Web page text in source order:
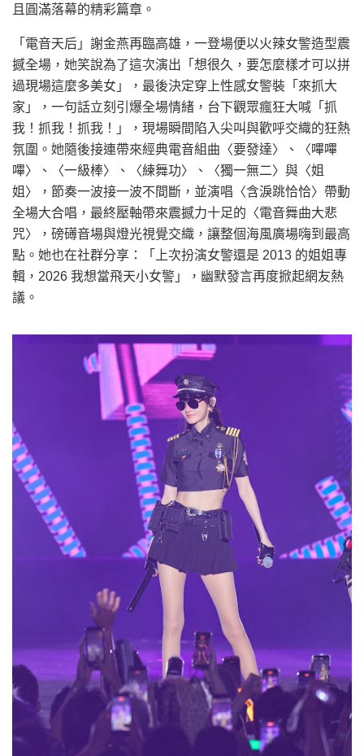
且圓滿落幕的精彩篇章。
「電音天后」謝金燕再臨高雄，一登場便以火辣女警造型震
撼全場，她笑說為了這次演出「想很久，要怎麼樣才可以拼
過現場這麼多美女」，最後決定穿上性感女警裝「來抓大
家」，一句話立刻引爆全場情緒，台下觀眾瘋狂大喊「抓
我！抓我！抓我！」，現場瞬間陷入尖叫與歡呼交織的狂熱
氛圍。她隨後接連帶來經典電音組曲〈要發達〉、〈嗶嗶
嗶〉、〈一級棒〉、〈練舞功〉、〈獨一無二〉與〈姐
姐〉，節奏一波接一波不間斷，並演唱〈含淚跳恰恰〉帶動
全場大合唱，最終壓軸帶來震撼力十足的〈電音舞曲大悲
咒〉，磅礡音場與燈光視覺交織，讓整個海風廣場嗨到最高
點。她也在社群分享：「上次扮演女警還是 2013 的姐姐專
輯，2026 我想當飛天小女警」，幽默發言再度掀起網友熱
議。